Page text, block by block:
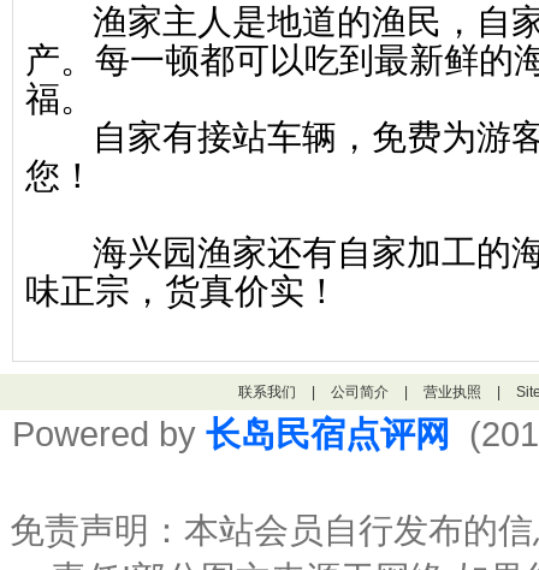
渔家主人是地道的渔民，自
产。每一顿都可以吃到最新鲜的
福。
自家有接站车辆，免费为游
您！
海兴园渔家还有自家加工的海
味正宗，货真价实！
联系我们 公司简介 营业执照
Powered by 长岛民宿点评网
免责声明：本站会员自行发布的